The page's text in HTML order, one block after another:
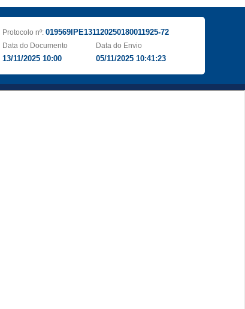
Protocolo nº: 019569IPE131120250180011925-72
Data do Documento
13/11/2025 10:00
Data do Envio
05/11/2025 10:41:23